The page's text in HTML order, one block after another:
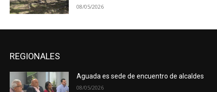
08/05/2026
REGIONALES
Aguada es sede de encuentro de alcaldes
08/05/2026